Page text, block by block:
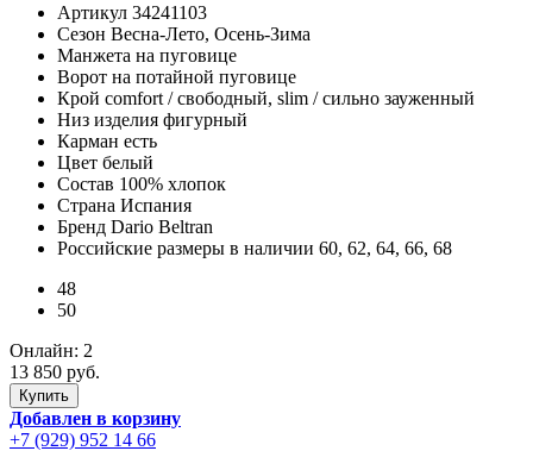
Артикул 34241103
Сезон Весна-Лето, Осень-Зима
Манжета на пуговице
Ворот на потайной пуговице
Крой comfort / свободный, slim / сильно зауженный
Низ изделия фигурный
Карман есть
Цвет белый
Состав 100% хлопок
Страна Испания
Бренд Dario Beltran
Российские размеры в наличии 60, 62, 64, 66, 68
48
50
Онлайн: 2
13 850 руб.
Добавлен в корзину
+7 (929) 952 14 66